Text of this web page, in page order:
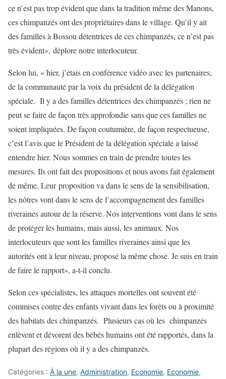
ce n’est pas trop évident que dans la tradition même des Manons,
ces chimpanzés ont des propriétaires dans le village. Qu’il y ait
des familles à Bossou détentrices de ces chimpanzés, ce n’est pas
très évident», déplore notre interlocuteur.
Selon lui, « hier, j’étais en conférence vidéo avec les partenaires,
de la communauté par la voix du président de la délégation
spéciale. Il y a des familles détentrices des chimpanzés ; rien ne
peut se faire de façon très approfondie sans que ces familles ne
soient impliquées. De façon coutumière, de façon respectueuse,
c’est l’avis que le Président de la délégation spéciale a laissé
entendre hier. Nous sommes en train de prendre toutes les
mesures. Ils ont fait des propositions et nous avons fait également
de même. Leur proposition va dans le sens de la sensibilisation,
les nôtres vont dans le sens de l’accompagnement des familles
riveraines autour de la réserve. Nos interventions vont dans le sens
de protéger les humains, mais aussi, les animaux. Nos
interlocuteurs que sont les familles riveraines ainsi que les
autorités ont à leur niveau, proposé la même chose. Je suis en train
de faire le rapport», a-t-il conclu.
Selon ces spécialistes, les attaques mortelles ont souvent été
commises contre des enfants vivant dans les forêts ou à proximité
des habitats des chimpanzés. Plusieurs cas où les chimpanzés
enlèvent et dévorent des bébés humains ont été rapportés, dans la
plupart des régions où il y a des chimpanzés.
Catégories : À la une, Administration, Economie, Economie,